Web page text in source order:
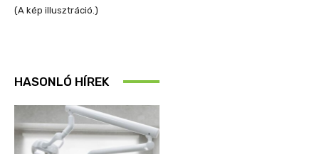
(A kép illusztráció.)
HASONLÓ HÍREK